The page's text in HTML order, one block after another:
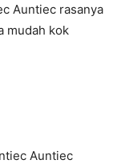
Auntiec rasanya
mudah kok
Auntiec